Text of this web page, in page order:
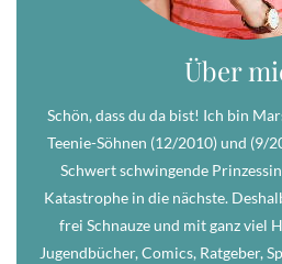
Über
Schön, dass du da bist! Ich bin
Teenie-Söhnen (12/2010) und (9/
Schwert schwingende
Katastrophe in die nächste.
frei Schnauze und mit ganz viel
Jugendbücher, Comics, Ratgeber,